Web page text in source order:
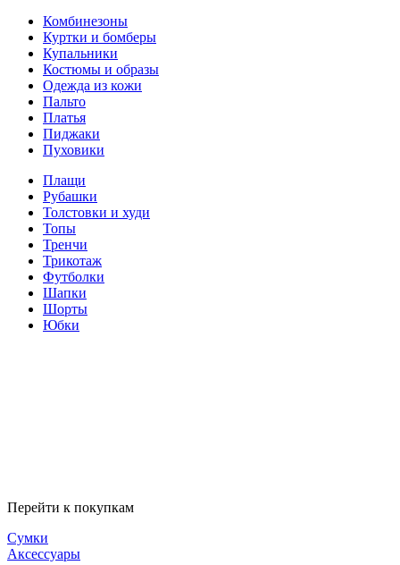
Комбинезоны
Куртки и бомберы
Купальники
Костюмы и образы
Одежда из кожи
Пальто
Платья
Пиджаки
Пуховики
Плащи
Рубашки
Толстовки и худи
Топы
Тренчи
Трикотаж
Футболки
Шапки
Шорты
Юбки
Перейти к покупкам
Сумки
Аксессуары